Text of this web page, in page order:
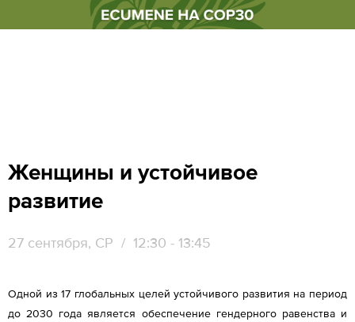
Женщины и устойчивое
развитие
27 сентября, СР / 12:30 - 13:45
Одной из 17 глобальных целей устойчивого развития на период
до 2030 года является обеспечение гендерного равенства и